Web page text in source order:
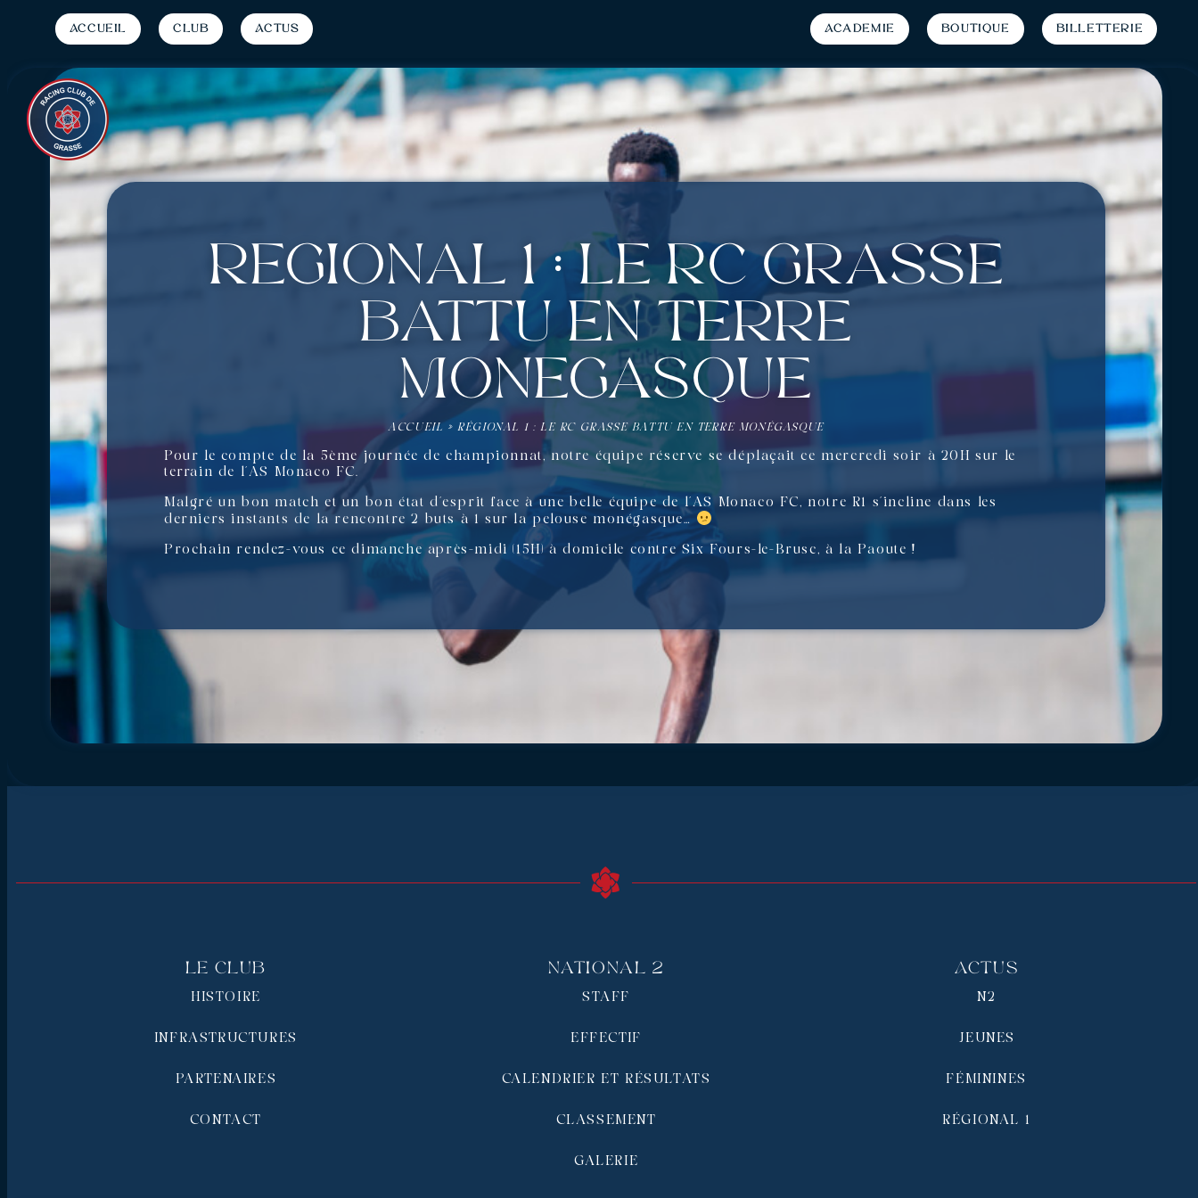
Accueil Club Actus Académie Boutique Billetterie
Régional 1 : Le RC Grasse
battu en terre
Monégasque
ACCUEIL »RÉGIONAL 1 : LE RC GRASSE BATTU EN TERRE MONÉGASQUE
Pour le compte de la 5ème journée de championnat, notre équipe réserve se déplaçait ce mercredi soir à 20H sur le
terrain de l’AS Monaco FC.
Malgré un bon match et un bon état d’esprit face à une belle équipe de l’AS Monaco FC, notre R1 s’incline dans les
derniers instants de la rencontre 2 buts à 1 sur la pelouse monégasque…
Prochain rendez-vous ce dimanche après-midi (15H) à domicile contre Six Fours-le-Brusc, à la Paoute !
Le Club
HISTOIRE
INFRASTRUCTURES
PARTENAIRES
CONTACT
National 2
STAFF
EFFECTIF
CALENDRIER ET RÉSULTATS
CLASSEMENT
GALERIE
Actus
N2
JEUNES
FÉMININES
RÉGIONAL 1